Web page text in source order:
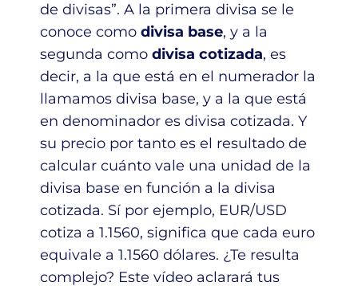
de divisas”. A la primera divisa se le
conoce como divisa base, y a la
segunda como divisa cotizada, es
decir, a la que está en el numerador la
llamamos divisa base, y a la que está
en denominador es divisa cotizada. Y
su precio por tanto es el resultado de
calcular cuánto vale una unidad de la
divisa base en función a la divisa
cotizada. Sí por ejemplo, EUR/USD
cotiza a 1.1560, significa que cada euro
equivale a 1.1560 dólares. ¿Te resulta
complejo? Este vídeo aclarará tus